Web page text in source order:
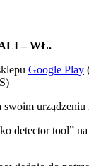
– WŁ.
Google Play
swoim
detector tool”